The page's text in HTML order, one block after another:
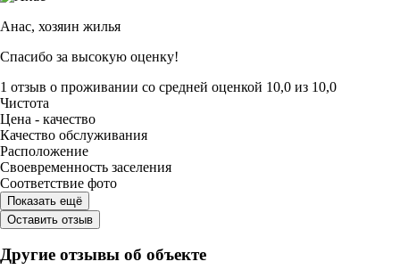
Анас, хозяин жилья
Спасибо за высокую оценку!
1 отзыв о проживании со средней оценкой 10,0 из 10,0
Чистота
Цена - качество
Качество обслуживания
Расположение
Своевременность заселения
Соответствие фото
Показать ещё
Оставить отзыв
Другие отзывы об объекте